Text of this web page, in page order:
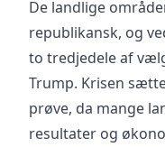
De landlige
republikansk, og
to tredjedele af
Trump. Krisen
prøve, da mange
resultater og